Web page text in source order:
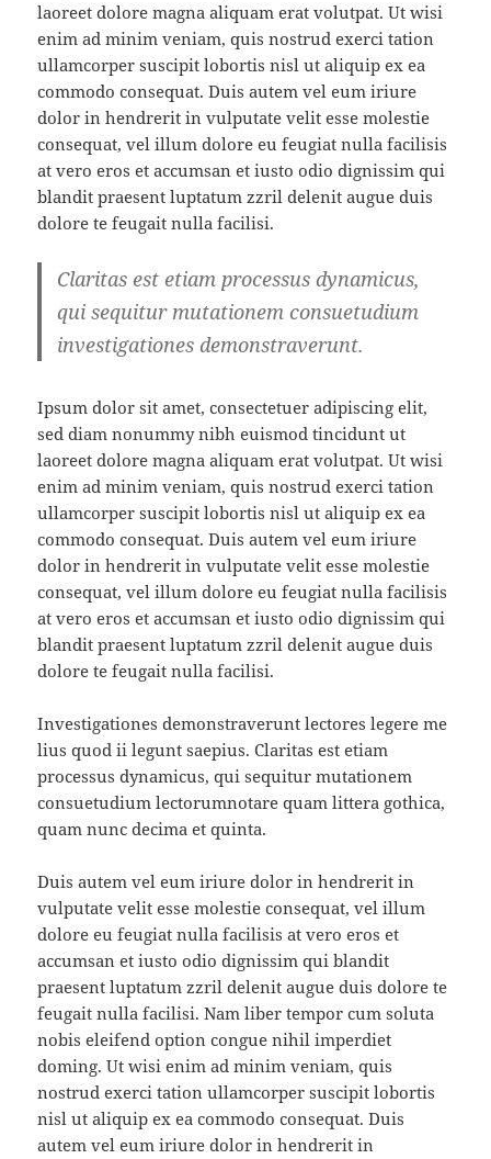
laoreet dolore magna aliquam erat volutpat. Ut wisi
enim ad minim veniam, quis nostrud exerci tation
ullamcorper suscipit lobortis nisl ut aliquip ex ea
commodo consequat. Duis autem vel eum iriure
dolor in hendrerit in vulputate velit esse molestie
consequat, vel illum dolore eu feugiat nulla facilisis
at vero eros et accumsan et iusto odio dignissim qui
blandit praesent luptatum zzril delenit augue duis
dolore te feugait nulla facilisi.
Claritas est etiam processus dynamicus,
qui sequitur mutationem consuetudium
investigationes demonstraverunt.
Ipsum dolor sit amet, consectetuer adipiscing elit,
sed diam nonummy nibh euismod tincidunt ut
laoreet dolore magna aliquam erat volutpat. Ut wisi
enim ad minim veniam, quis nostrud exerci tation
ullamcorper suscipit lobortis nisl ut aliquip ex ea
commodo consequat. Duis autem vel eum iriure
dolor in hendrerit in vulputate velit esse molestie
consequat, vel illum dolore eu feugiat nulla facilisis
at vero eros et accumsan et iusto odio dignissim qui
blandit praesent luptatum zzril delenit augue duis
dolore te feugait nulla facilisi.
Investigationes demonstraverunt lectores legere me
lius quod ii legunt saepius. Claritas est etiam
processus dynamicus, qui sequitur mutationem
consuetudium lectorumnotare quam littera gothica,
quam nunc decima et quinta.
Duis autem vel eum iriure dolor in hendrerit in
vulputate velit esse molestie consequat, vel illum
dolore eu feugiat nulla facilisis at vero eros et
accumsan et iusto odio dignissim qui blandit
praesent luptatum zzril delenit augue duis dolore te
feugait nulla facilisi. Nam liber tempor cum soluta
nobis eleifend option congue nihil imperdiet
doming. Ut wisi enim ad minim veniam, quis
nostrud exerci tation ullamcorper suscipit lobortis
nisl ut aliquip ex ea commodo consequat. Duis
autem vel eum iriure dolor in hendrerit in